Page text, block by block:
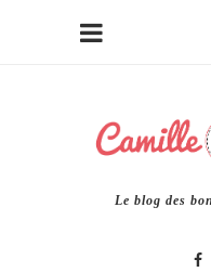
Le blog des